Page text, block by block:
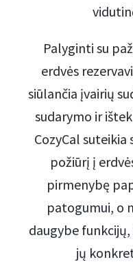
Palyginti su
erdvės
siūlančia įvairių
sudarymo ir
CozyCal
požiūrį į
pirmenybę
patogumui, o
daugybe
jų